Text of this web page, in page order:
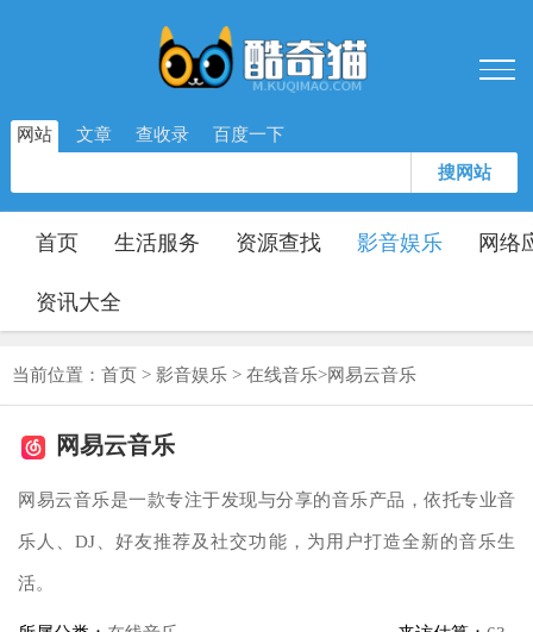
网站 文章 查收录 百度一下
搜网站
首页 生活服务 资源查找 影音娱乐 网络
资讯大全
当前位置： 首页 > 影音娱乐 > 在线音乐>网易云音乐
网易云音乐
网易云音乐是一款专注于发现与分享的音乐产品，依托专业音
乐人、DJ、好友推荐及社交功能，为用户打造全新的音乐生
活。